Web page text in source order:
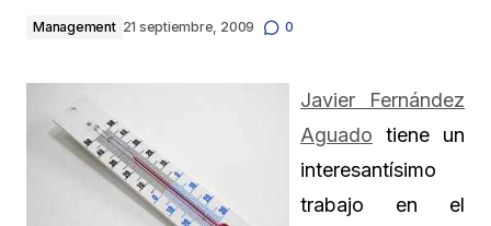
Management 21 septiembre, 2009 0
Javier Fernández
Aguado tiene un
interesantísimo
trabajo en el